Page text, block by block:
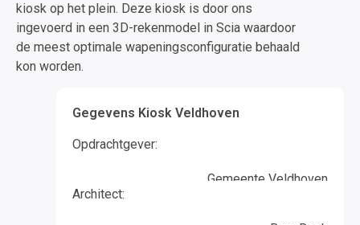
kiosk op het plein. Deze kiosk is door ons
ingevoerd in een 3D-rekenmodel in Scia waardoor
de meest optimale wapeningsconfiguratie behaald
kon worden.
Gegevens Kiosk Veldhoven
Opdrachtgever:
Gemeente Veldhoven
Architect: